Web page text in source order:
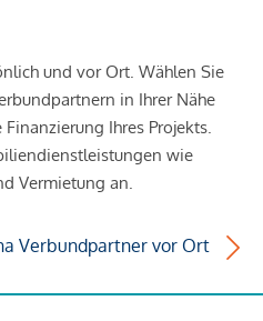
und vor Ort. Wählen Sie
in Ihrer Nähe
Ihres Projekts.
wie
Vermietung an.
Verbundpartner vor Ort